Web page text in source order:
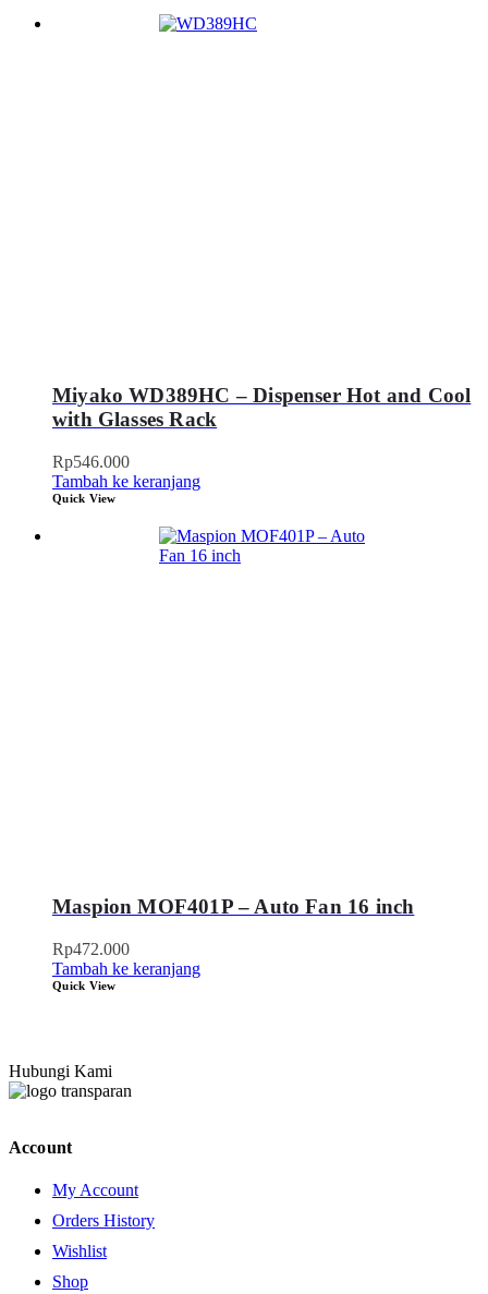
Miyako WD389HC – Dispenser Hot and Cool
with Glasses Rack
Rp546.000
Tambah ke keranjang
Quick View
Maspion MOF401P – Auto Fan 16 inch
Rp472.000
Tambah ke keranjang
Quick View
Hubungi Kami
Account
My Account
Orders History
Wishlist
Shop